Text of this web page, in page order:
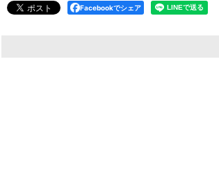
Facebookでシェア